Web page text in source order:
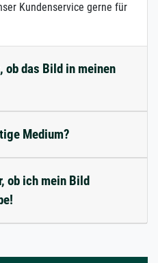
Kundenservice gerne für
ob das Bild in meinen
Medium?
ob ich mein Bild